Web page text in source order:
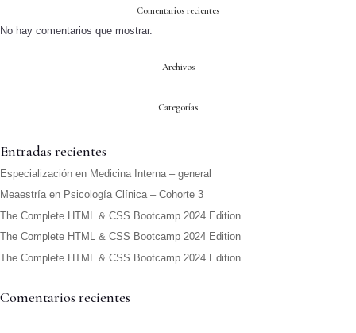
Comentarios recientes
No hay comentarios que mostrar.
Archivos
Categorías
Entradas recientes
Especialización en Medicina Interna – general
Meaestría en Psicología Clínica – Cohorte 3
The Complete HTML & CSS Bootcamp 2024 Edition
The Complete HTML & CSS Bootcamp 2024 Edition
The Complete HTML & CSS Bootcamp 2024 Edition
Comentarios recientes